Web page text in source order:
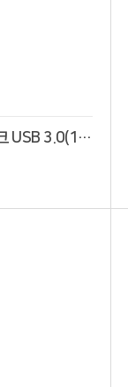
코트루트 메탈 블랙 핑크 USB 3.0(16GB~256GB)